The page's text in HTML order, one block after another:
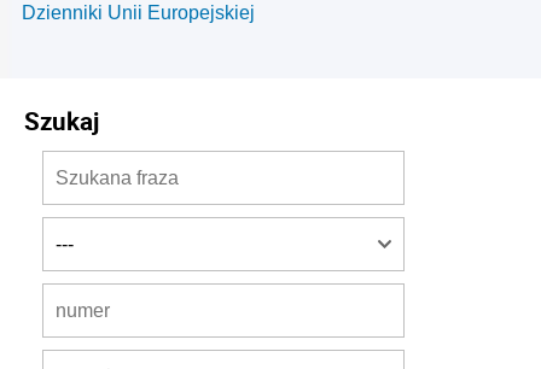
Dzienniki Unii Europejskiej
Szukaj